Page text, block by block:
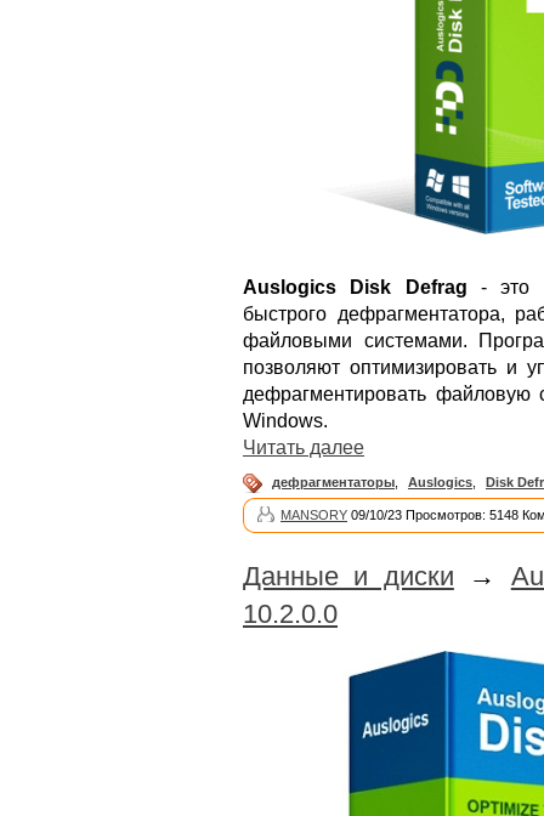
Auslogics Disk Defrag - это
быстрого дефрагментатора,
файловыми системами.
позволяют оптимизировать и
дефрагментировать файловую
Windows.
Читать далее
дефрагментаторы Auslogics Disk
MANSORY 09/10/23 Просмотров: 5148
Данные и диски →
10.2.0.0